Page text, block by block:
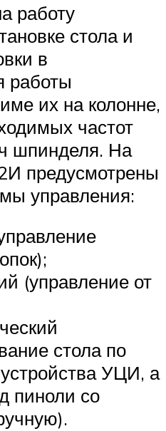
работу
стола и
в
работы
их на колонне,
частот
шпинделя. На
предусмотрены
управления:
(управление от
стола по
УЦИ, а
пиноли со